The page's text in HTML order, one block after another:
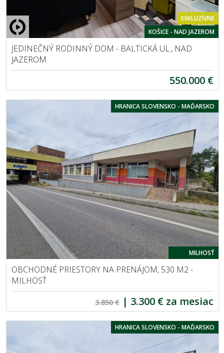
EXKLUZÍVNE
KOŠICE - NAD JAZEROM
JEDINEČNÝ RODINNÝ DOM - BALTICKÁ UL., NAD
JAZEROM
550.000 €
HRANICA SLOVENSKO - MAĎARSKO
MILHOSŤ
OBCHODNÉ PRIESTORY NA PRENÁJOM, 530 M2 -
MILHOSŤ
3.850 € | 3.300 € za mesiac
HRANICA SLOVENSKO - MAĎARSKO